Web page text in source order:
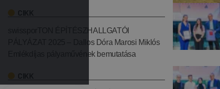
swissporTON ÉPÍTÉSZHALLGATÓI
PÁLYÁZAT 2025 – Dallos Dóra Marosi Miklós
Emlékdíjas pályaművének bemutatása